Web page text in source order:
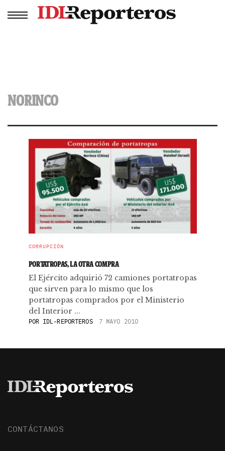
NORINCO
CORRUPCIÓN
PORTATROPAS, LA OTRA COMPRA
El Ejército adquirió 72 camiones portatropas
que sirven para lo mismo que los
portatropas comprados por el Ministerio
del Interior ...
POR IDL-REPORTEROS 7 MAYO 2010
CONTÁCTANOS